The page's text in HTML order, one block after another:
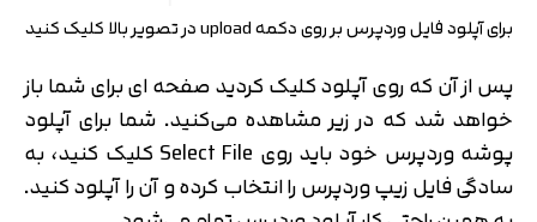
برای آپلود فایل وردپرس بر روی دکمه upload در تصویر بالا کلیک کنید
پس از آن که روی آپلود کلیک کردید صفحه ای برای شما باز
خواهد شد که در زیر مشاهده می‌کنید. شما برای آپلود
پوشه وردپرس خود باید روی Select File کلیک کنید، به
سادگی فایل زیپ وردپرس را انتخاب کرده و آن را آپلود کنید.